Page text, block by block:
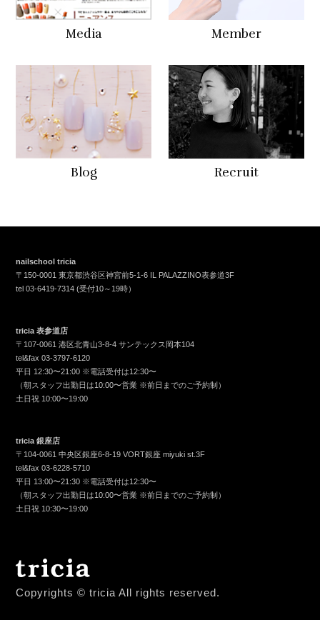
Media Member
Blog Recruit
nailschool tricia
〒150-0001 東京都渋谷区神宮前5-1-6 IL PALAZZINO表参道3F
tel03-6419-7314 (受付10～19時）
tricia 表参道店
〒107-0061 港区北青山3-8-4 サンテックス岡本104
tel&fax03-3797-6120
平日 12:30〜21:00 ※電話受付は12:30〜
（朝スタッフ出勤日は10:00〜営業 ※前日までのご予約制）
土日祝 10:00〜19:00
tricia 銀座店
〒104-0061 中央区銀座6-8-19 VORT銀座 miyuki st.3F
tel&fax03-6228-5710
平日 13:00〜21:30 ※電話受付は12:30〜
（朝スタッフ出勤日は10:00〜営業 ※前日までのご予約制）
土日祝 10:30〜19:00
Copyrights © tricia All rights reserved.